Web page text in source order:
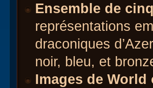
Ensemble de
représentations
draconiques
noir, bleu, et
Images de